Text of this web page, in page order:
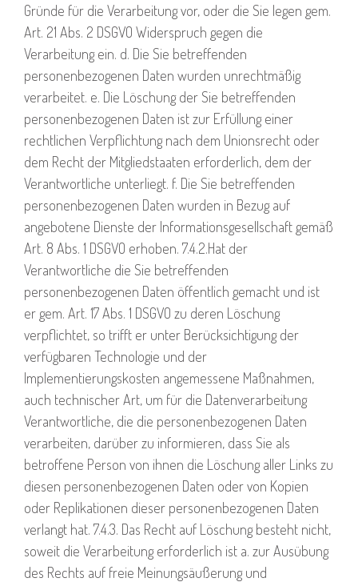
Gründe für die Verarbeitung vor, oder die Sie legen gem.
Art. 21 Abs. 2 DSGVO Widerspruch gegen die
Verarbeitung ein. d. Die Sie betreffenden
personenbezogenen Daten wurden unrechtmäßig
verarbeitet. e. Die Löschung der Sie betreffenden
personenbezogenen Daten ist zur Erfüllung einer
rechtlichen Verpflichtung nach dem Unionsrecht oder
dem Recht der Mitgliedstaaten erforderlich, dem der
Verantwortliche unterliegt. f. Die Sie betreffenden
personenbezogenen Daten wurden in Bezug auf
angebotene Dienste der Informationsgesellschaft gemäß
Art. 8 Abs. 1 DSGVO erhoben. 7.4.2.Hat der
Verantwortliche die Sie betreffenden
personenbezogenen Daten öffentlich gemacht und ist
er gem. Art. 17 Abs. 1 DSGVO zu deren Löschung
verpflichtet, so trifft er unter Berücksichtigung der
verfügbaren Technologie und der
Implementierungskosten angemessene Maßnahmen,
auch technischer Art, um für die Datenverarbeitung
Verantwortliche, die die personenbezogenen Daten
verarbeiten, darüber zu informieren, dass Sie als
betroffene Person von ihnen die Löschung aller Links zu
diesen personenbezogenen Daten oder von Kopien
oder Replikationen dieser personenbezogenen Daten
verlangt hat. 7.4.3. Das Recht auf Löschung besteht nicht,
soweit die Verarbeitung erforderlich ist a. zur Ausübung
des Rechts auf freie Meinungsäußerung und